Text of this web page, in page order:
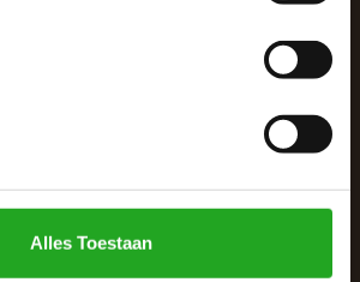
Alles Toestaan
040 287 12 00